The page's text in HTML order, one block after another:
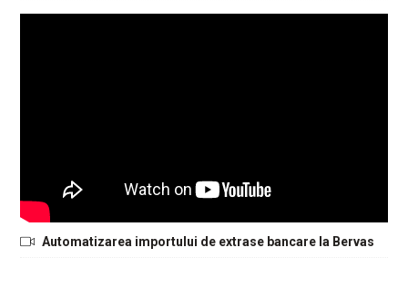
Automatizarea importului de extrase bancare la Bervas